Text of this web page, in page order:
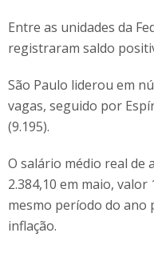
Entre as unidades da
registraram saldo
São Paulo liderou em
vagas, seguido por
(9.195).
O salário médio real de
2.384,10 em maio,
mesmo período do ano
inflação.